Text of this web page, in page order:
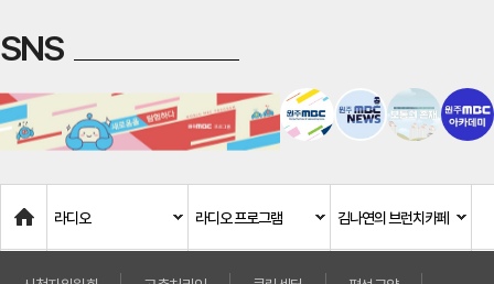
SNS
Home
라디오 라디오 프로그램 김나연의 브런치카페